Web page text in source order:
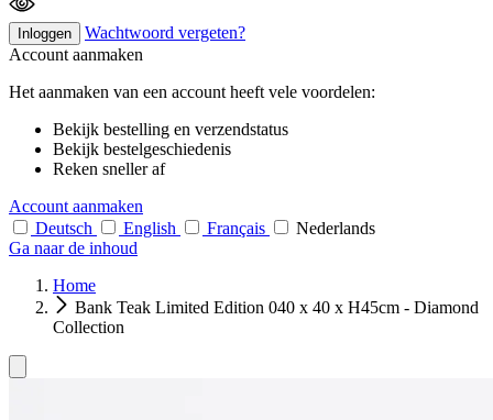
Inloggen
Wachtwoord vergeten?
Account aanmaken
Het aanmaken van een account heeft vele voordelen:
Bekijk bestelling en verzendstatus
Bekijk bestelgeschiedenis
Reken sneller af
Account aanmaken
Deutsch
English Français
Nederlands
Ga naar de inhoud
Home
Bank Teak Limited Edition 040 x 40 x H45cm - Diamond
Collection